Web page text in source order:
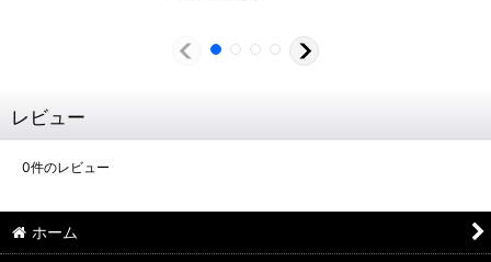
レビュー
0件のレビュー
ホーム